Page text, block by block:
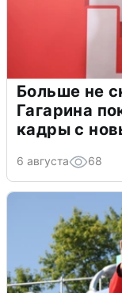
Больше не
Гагарина
кадры с
6 августа 68